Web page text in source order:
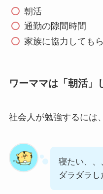
朝活
通勤の隙間時間
家族に協力しても
ワーママは「朝活」
社会人が勉強するには
寝たい、、
ダラダラし